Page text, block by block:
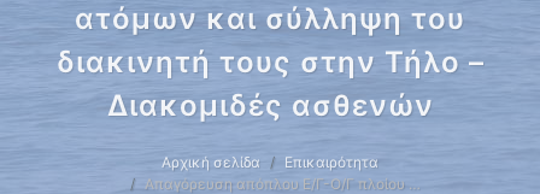
ατόμων και σύλληψη του
διακινητή τους στην Τήλο –
Διακομιδές ασθενών
Αρχική σελίδα
Επικαιρότητα
Απαγόρευση απόπλου Ε/Γ-Ο/Γ πλοίου …